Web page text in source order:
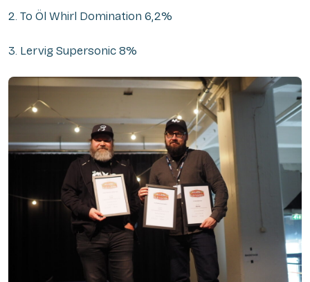
2. To Öl Whirl Domination 6,2%
3. Lervig Supersonic 8%